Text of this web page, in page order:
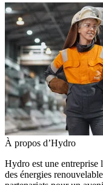
À propos d’Hydro
Hydro est une entreprise
des énergies